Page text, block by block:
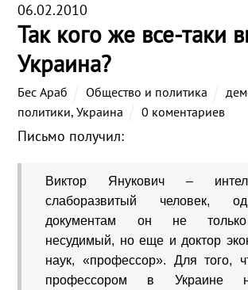
06.02.2010
Так кого же все-таки
Украина?
Бес Араб Общество и политика
политики,Украина 0 коментариев
Письмо получил:
Виктор Янукович –
слаборазвитый человек,
документам он не
несудимый, но еще и доктор
наук, «профессор». Для того,
профессором в Украине